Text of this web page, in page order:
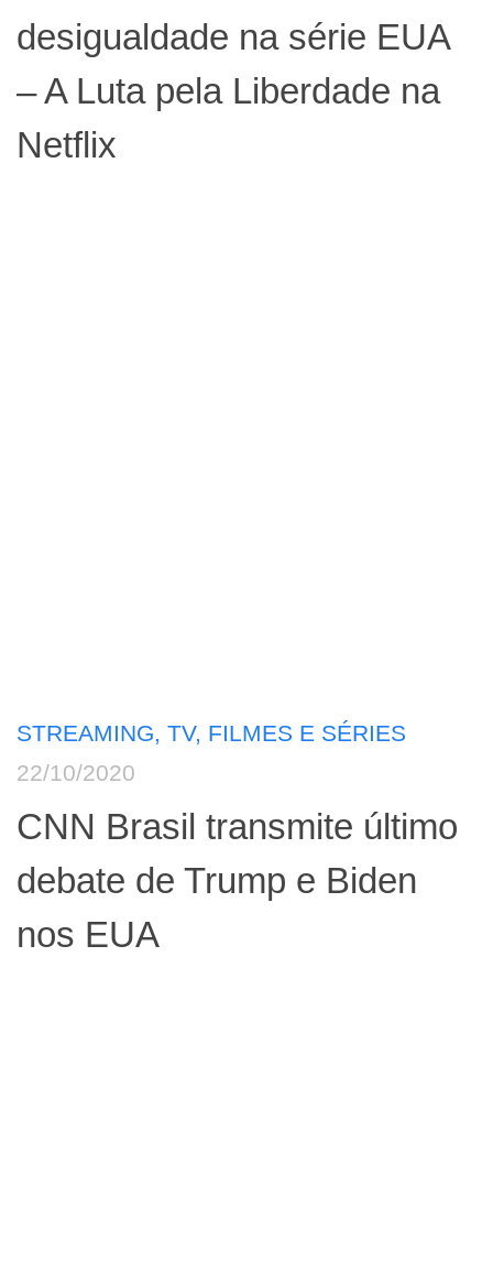
desigualdade na série EUA
– A Luta pela Liberdade na
Netflix
STREAMING, TV, FILMES E SÉRIES
22/10/2020
CNN Brasil transmite último
debate de Trump e Biden
nos EUA